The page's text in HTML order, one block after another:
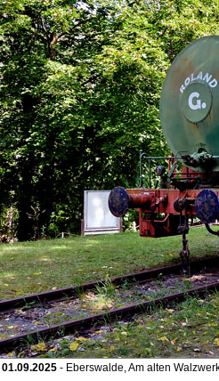
01.09.2025- Eberswalde, Am alten